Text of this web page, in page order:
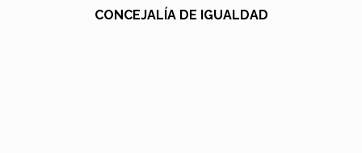
CONCEJALÍA DE IGUALDAD